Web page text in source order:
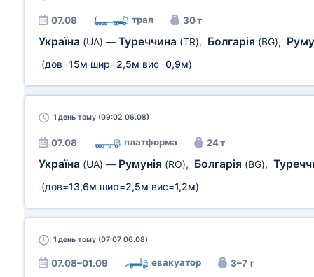
07.08 трал 30 т
Україна (UA) — Туреччина (TR), Болгарія (BG),
(дов=15м шир=2,5м вис=0,9м)
1 день тому (09:02 06.08)
07.08 платформа 24 т
Україна (UA) — Румунія (RO), Болгарія (BG),
(дов=13,6м шир=2,5м вис=1,2м)
1 день тому (07:07 06.08)
07.08–01.09 евакуатор 3–7 т